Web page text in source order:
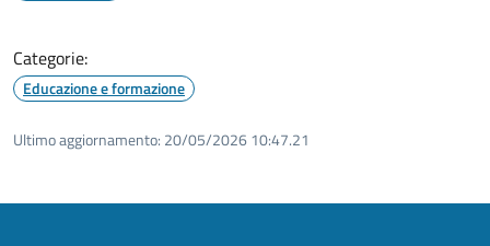
Categorie:
Educazione e formazione
Ultimo aggiornamento: 20/05/2026 10:47.21